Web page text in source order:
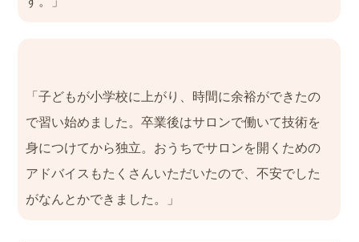
「子どもが小学校に上がり、時間に余裕ができたの
で習い始めました。卒業後はサロンで働いて技術を
身につけてから独立。おうちでサロンを開くための
アドバイスもたくさんいただいたので、不安でした
がなんとかできました。」